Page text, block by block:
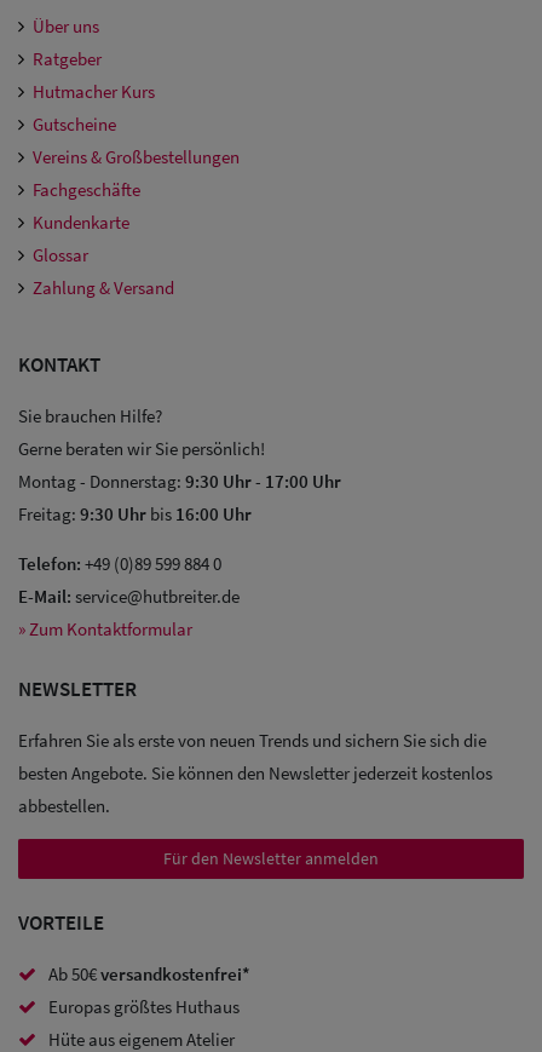
Sale: Caps
Sale:
Sale: Army
Caps
Sale: Caps
Über uns
Ratgeber
Hutmacher Kurs
Gutscheine
Vereins & Großbestellungen
Fachgeschäfte
Kundenkarte
Glossar
Zahlung & Versand
KONTAKT
Sie brauchen Hilfe?
Gerne beraten wir Sie persönlich!
Montag - Donnerstag: 9:30 Uhr- 17:00 Uhr
Freitag: 9:30 Uhr bis 16:00 Uhr
Telefon: +49 (0)89 599 884 0
E-Mail: service@hutbreiter.de
» Zum Kontaktformular
NEWSLETTER
Erfahren Sie als erste von neuen Trends und sichern Sie sich die
besten Angebote. Sie können den Newsletter jederzeit kostenlos
abbestellen.
Für den Newsletter anmelden
VORTEILE
Ab 50€versandkostenfrei*
Europas größtes Huthaus
Hüte aus eigenem Atelier